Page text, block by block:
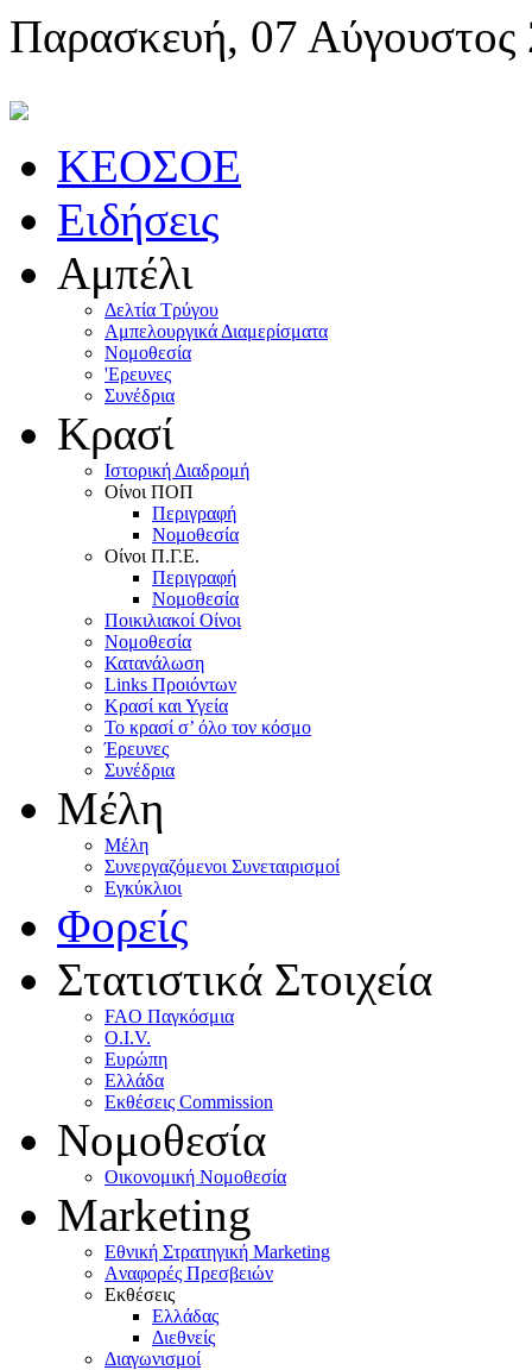
Παρασκευή, 07 Αύγουστος
KEOΣOE
Ειδήσεις
Αμπέλι
Δελτία Τρύγου
Αμπελουργικά Διαμερίσματα
Nομοθεσία
'Eρευνες
Συνέδρια
Κρασί
Iστορική Διαδρομή
Oίνοι ΠOΠ
Περιγραφή
Nομοθεσία
Oίνοι Π.Γ.E.
Περιγραφή
Νομοθεσία
Ποικιλιακοί Oίνοι
Nομοθεσία
Κατανάλωση
Links Προιόντων
Κρασί και Υγεία
To κρασί σ’ όλο τον κόσμο
Έρευνες
Συνέδρια
Μέλη
Mέλη
Συνεργαζόμενοι Συνεταιρισμοί
Εγκύκλιοι
Φορείς
Στατιστικά Στοιχεία
FAO Παγκόσμια
O.I.V.
Ευρώπη
Ελλάδα
Eκθέσεις Commission
Νομοθεσία
Οικονομική Νομοθεσία
Marketing
Eθνική Στρατηγική Marketing
Aναφορές Πρεσβειών
Eκθέσεις
Eλλάδας
Διεθνείς
Διαγωνισμοί